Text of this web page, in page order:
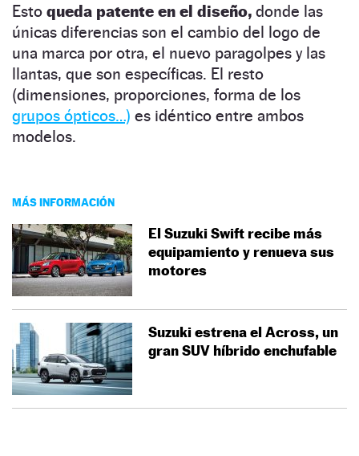
Esto queda patente en el diseño, donde las
únicas diferencias son el cambio del logo de
una marca por otra, el nuevo paragolpes y las
llantas, que son específicas. El resto
(dimensiones, proporciones, forma de los
grupos ópticos…) es idéntico entre ambos
modelos.
MÁS INFORMACIÓN
El Suzuki Swift recibe más
equipamiento y renueva sus
motores
Suzuki estrena el Across, un
gran SUV híbrido enchufable